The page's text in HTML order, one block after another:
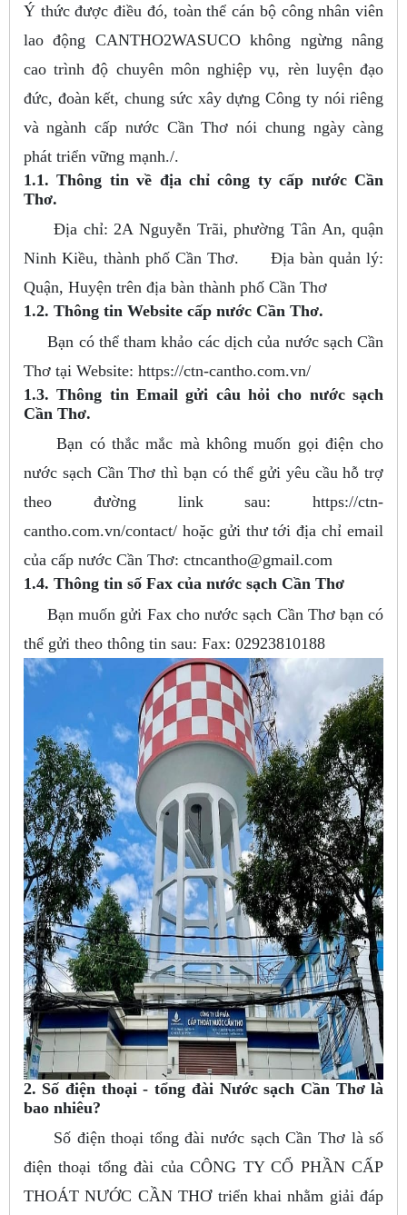
Ý thức được điều đó, toàn thể cán bộ công nhân viên
lao động CANTHO2WASUCO không ngừng nâng
cao trình độ chuyên môn nghiệp vụ, rèn luyện đạo
đức, đoàn kết, chung sức xây dựng Công ty nói riêng
và ngành cấp nước Cần Thơ nói chung ngày càng
phát triển vững mạnh./.
1.1. Thông tin về địa chỉ công ty cấp nước Cần
Thơ.
Địa chỉ: 2A Nguyễn Trãi, phường Tân An, quận
Ninh Kiều, thành phố Cần Thơ. Địa bàn quản lý:
Quận, Huyện trên địa bàn thành phố Cần Thơ
1.2. Thông tin Website cấp nước Cần Thơ.
Bạn có thể tham khảo các dịch của nước sạch Cần
Thơ tại Website: https://ctn-cantho.com.vn/
1.3. Thông tin Email gửi câu hỏi cho nước sạch
Cần Thơ.
Bạn có thắc mắc mà không muốn gọi điện cho
nước sạch Cần Thơ thì bạn có thể gửi yêu cầu hỗ trợ
theo đường link sau: https://ctn-
cantho.com.vn/contact/ hoặc gửi thư tới địa chỉ email
của cấp nước Cần Thơ: ctncantho@gmail.com
1.4. Thông tin số Fax của nước sạch Cần Thơ
Bạn muốn gửi Fax cho nước sạch Cần Thơ bạn có
thể gửi theo thông tin sau: Fax: 02923810188
2. Số điện thoại - tổng đài Nước sạch Cần Thơ là
bao nhiêu?
Số điện thoại tổng đài nước sạch Cần Thơ là số
điện thoại tổng đài của CÔNG TY CỔ PHẦN CẤP
THOÁT NƯỚC CẦN THƠ triển khai nhằm giải đáp